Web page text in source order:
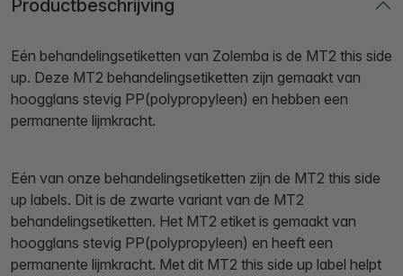
Productbeschrijving
Eén behandelingsetiketten van Zolemba is de MT2 this side
up. Deze MT2 behandelingsetiketten zijn gemaakt van
hoogglans stevig PP(polypropyleen) en hebben een
permanente lijmkracht.
Eén van onze behandelingsetiketten zijn de MT2 this side
up labels. Dit is de zwarte variant van de MT2
behandelingsetiketten. Het MT2 etiket is gemaakt van
hoogglans stevig PP(polypropyleen) en heeft een
permanente lijmkracht. Met dit MT2 this side up label helpt